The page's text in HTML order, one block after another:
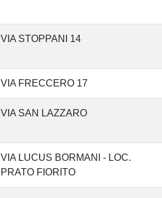
VIA STOPPANI 14
VIA FRECCERO 17
VIA SAN LAZZARO
VIA LUCUS BORMANI - LOC.
PRATO FIORITO